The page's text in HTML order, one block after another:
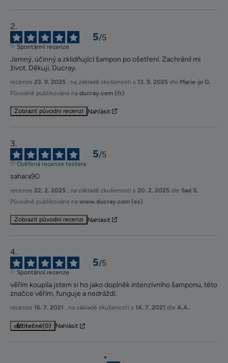
5/5
Spontánní recenze
Jemný, účinný a zklidňující šampon po ošetření. Zachránil mi
život. Děkuji, Ducray.
recenze 23. 9. 2025 , na základě zkušenosti s 13. 9. 2025 dle Marie-jo G.
Původně publikováno na ducray.com (fr)
Zobrazit původní recenzi Nahlásit
5/5
Ověřená recenze testera
sahara90
recenze 22. 2. 2025 , na základě zkušenosti s 20. 2. 2025 dle Sad S.
Původně publikováno na www.ducray.com (es)
Zobrazit původní recenzi Nahlásit
5/5
Spontánní recenze
věřím koupila jstem si ho jako doplněk intenzívního šamponu, této
značce věřím, funguje a nedráždí.
recenze 16. 7. 2021 , na základě zkušenosti s 14. 7. 2021 dle A.A.
Užitečné(0) Nahlásit